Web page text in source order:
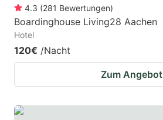
4.3 (281 Bewertungen)
Boardinghouse Living28 Aachen
Hotel
120€ /Nacht
Zum Angebot